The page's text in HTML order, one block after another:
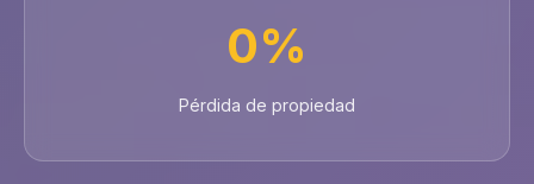
0%
Pérdida de propiedad